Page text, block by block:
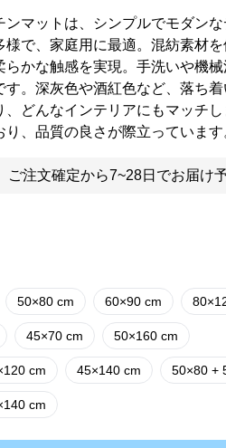
ンマットは、シンプルでモダン
様で、家庭用に最適。混紡素材
らかな触感を実現。手洗いや機
す。深灰色や酒紅色など、落ち
、どんなインテリアにもマッチ
、品質の良さが際立っています
ご注文確定から7~28日でお届け
50×80 cm 60×90 cm
45×70 cm 50×160 cm
cm 45×140 cm 50×80 +
cm